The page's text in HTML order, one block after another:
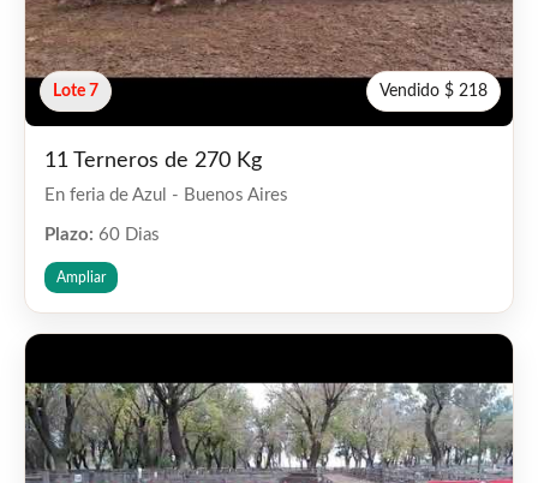
Lote 7 Vendido $ 218
11 Terneros de 270 Kg
En feria de Azul - Buenos Aires
Plazo: 60 Dias
Ampliar